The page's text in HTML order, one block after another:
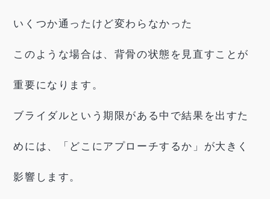
いくつか通ったけど変わらなかった
このような場合は、背骨の状態を見直すことが
重要になります。
ブライダルという期限がある中で結果を出すた
めには、「どこにアプローチするか」が大きく
影響します。